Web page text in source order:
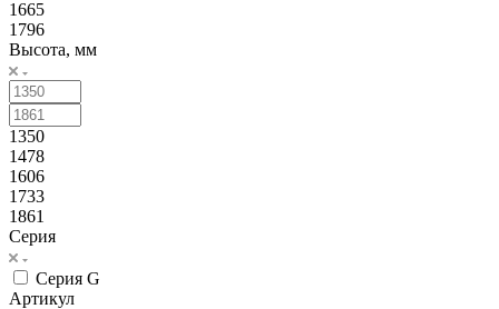
1665
1796
Высота, мм
1350
1478
1606
1733
1861
Серия
Серия G
Артикул